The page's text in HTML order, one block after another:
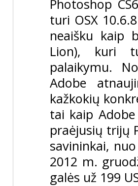
Photoshop
turi OSX
neaišku kaip
Lion), kuri
palaikymu.
Adobe
kažkokių
tai kaip
praėjusių trijų
savininkai,
2012 m.
galės už 199